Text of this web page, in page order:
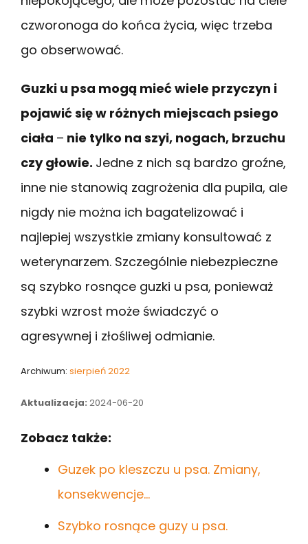
czworonoga do końca życia, więc trzeba
go obserwować.
Guzki u psa mogą mieć wiele przyczyn i
pojawić się w różnych miejscach psiego
ciała – nie tylko na szyi, nogach, brzuchu
czy głowie. Jedne z nich są bardzo groźne,
inne nie stanowią zagrożenia dla pupila, ale
nigdy nie można ich bagatelizować i
najlepiej wszystkie zmiany konsultować z
weterynarzem. Szczególnie niebezpieczne
są szybko rosnące guzki u psa, ponieważ
szybki wzrost może świadczyć o
agresywnej i złośliwej odmianie.
Archiwum: sierpień 2022
Aktualizacja: 2024-06-20
Zobacz także:
Guzek po kleszczu u psa. Zmiany,
konsekwencje…
Szybko rosnące guzy u psa.